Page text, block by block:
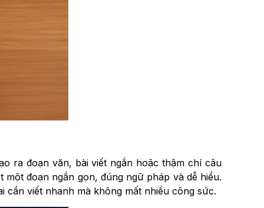
ra đoạn văn, bài viết ngắn hoặc thậm chí câu
một đoạn ngắn gọn, đúng ngữ pháp và dễ hiểu.
viết nhanh mà không mất nhiều công sức.